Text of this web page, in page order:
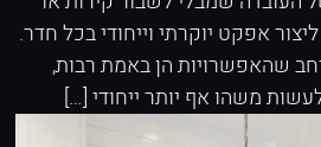
אפקט יוקרתי וייחודי בכל חדר.
שהאפשרויות הן באמת רבות,
משהו אף יותר ייחודי […]